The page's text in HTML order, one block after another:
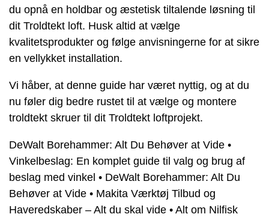
du opnå en holdbar og æstetisk tiltalende løsning til
dit Troldtekt loft. Husk altid at vælge
kvalitetsprodukter og følge anvisningerne for at sikre
en vellykket installation.
Vi håber, at denne guide har været nyttig, og at du
nu føler dig bedre rustet til at vælge og montere
troldtekt skruer til dit Troldtekt loftprojekt.
DeWalt Borehammer: Alt Du Behøver at Vide •
Vinkelbeslag: En komplet guide til valg og brug af
beslag med vinkel • DeWalt Borehammer: Alt Du
Behøver at Vide • Makita Værktøj Tilbud og
Haveredskaber – Alt du skal vide • Alt om Nilfisk